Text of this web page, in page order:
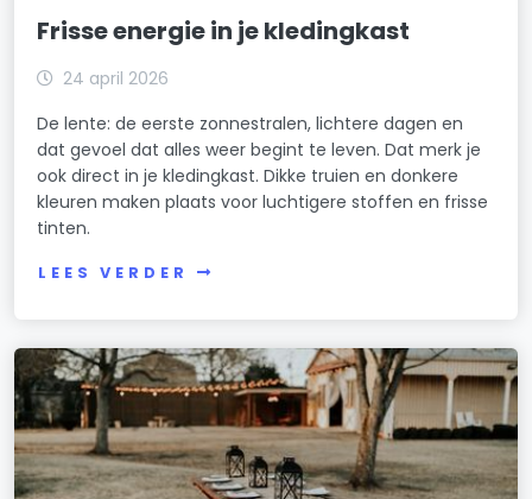
Frisse energie in je kledingkast
24 april 2026
De lente: de eerste zonnestralen, lichtere dagen en
dat gevoel dat alles weer begint te leven. Dat merk je
ook direct in je kledingkast. Dikke truien en donkere
kleuren maken plaats voor luchtigere stoffen en frisse
tinten.
LEES VERDER